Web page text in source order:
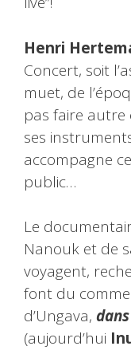
Henri
Concert, soit
muet, de
pas faire autre
ses
accompagne
public…
Le
Nanouk et de
voyagent,
font du
d’Ungava,
(aujourd’hui